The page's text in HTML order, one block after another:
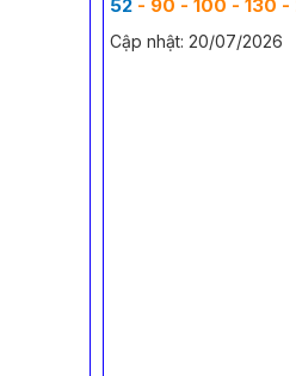
52- 90 - 100 - 130 - 218 - 218 - 220 - 262 - 563 - 627 - 780 - 889 - 991 - 1281 -
Cập nhật: 20/07/2026